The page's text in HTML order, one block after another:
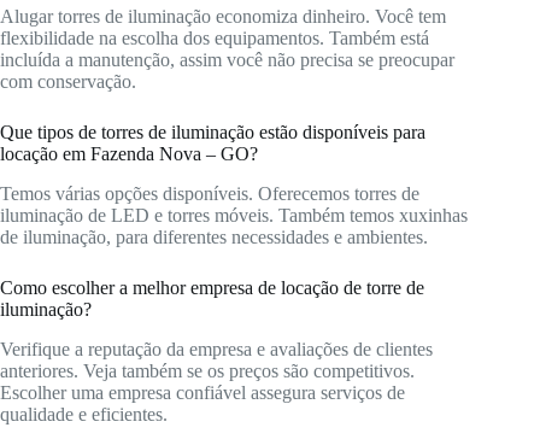
Alugar torres de iluminação economiza dinheiro. Você tem
flexibilidade na escolha dos equipamentos. Também está
incluída a manutenção, assim você não precisa se preocupar
com conservação.
Que tipos de torres de iluminação estão disponíveis para
locação em Fazenda Nova – GO?
Temos várias opções disponíveis. Oferecemos torres de
iluminação de LED e torres móveis. Também temos xuxinhas
de iluminação, para diferentes necessidades e ambientes.
Como escolher a melhor empresa de locação de torre de
iluminação?
Verifique a reputação da empresa e avaliações de clientes
anteriores. Veja também se os preços são competitivos.
Escolher uma empresa confiável assegura serviços de
qualidade e eficientes.